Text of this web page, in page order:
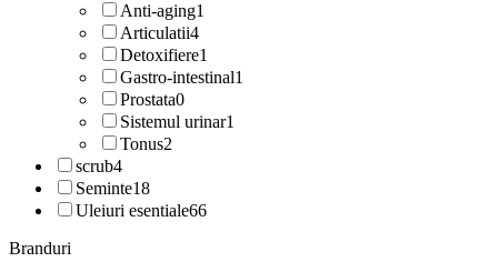
Anti-aging1
Articulatii4
Detoxifiere1
Gastro-intestinal1
Prostata0
Sistemul urinar1
Tonus2
scrub4
Seminte18
Uleiuri esentiale66
Branduri